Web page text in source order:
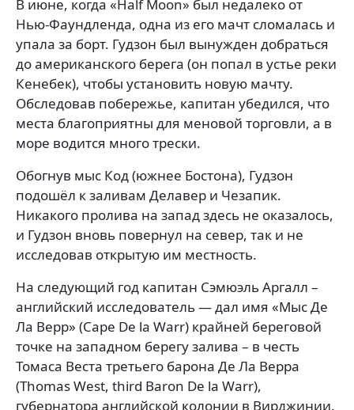
В июне, когда «Half Moon» был недалеко от
Нью-Фаундленда, одна из его мачт сломалась и
упала за борт. Гудзон был вынужден добраться
до американского берега (он попал в устье реки
Кенебек), чтобы установить новую мачту.
Обследовав побережье, капитан убедился, что
места благоприятны для меновой торговли, а в
море водится много трески.
Обогнув мыс Код (южнее Бостона), Гудзон
подошёл к заливам Делавер и Чезапик.
Никакого пролива на запад здесь не оказалось,
и Гудзон вновь повернул на север, так и не
исследовав открытую им местность.
На следующий год капитан Сэмюэль Аргалл –
английский исследователь — дал имя «Мыс Де
Ла Верр» (Cape De la Warr) крайней береговой
точке на западном берегу залива – в честь
Томаса Веста третьего барона Де Ла Верра
(Thomas West, third Baron De la Warr),
губернатора английской колонии в Вирджинии.